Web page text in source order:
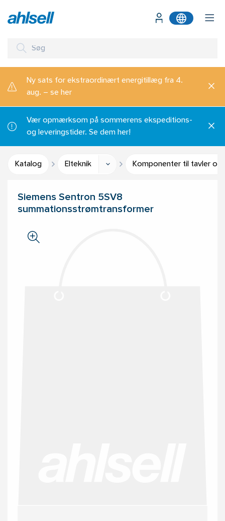
Ny sats for ekstraordinært energitillæg fra 4.
aug. – se her
Vær opmærksom på sommerens ekspeditions-
og leveringstider. Se dem her!
Katalog Elteknik Komponenter til tavler og
Siemens Sentron 5SV8
summationsstrømtransformer